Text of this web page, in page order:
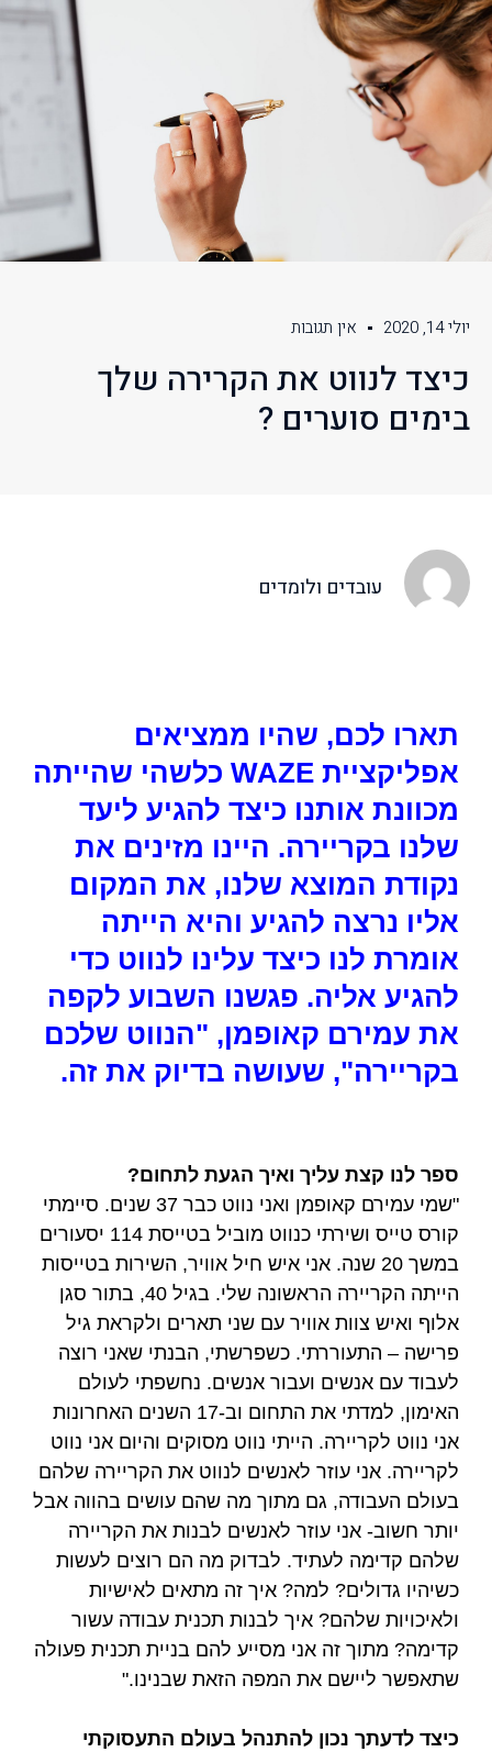
יולי 14, 2020 אין תגובות
כיצד לנווט את הקרירה שלך
בימים סוערים ?
עובדים ולומדים
תארו לכם, שהיו ממציאים
אפליקציית WAZE כלשהי שהייתה
מכוונת אותנו כיצד להגיע ליעד
שלנו בקריירה. היינו מזינים את
נקודת המוצא שלנו, את המקום
אליו נרצה להגיע והיא הייתה
אומרת לנו כיצד עלינו לנווט כדי
להגיע אליה. פגשנו השבוע לקפה
את עמירם קאופמן, "הנווט שלכם
בקריירה", שעושה בדיוק את זה.
ספר לנו קצת עליך ואיך הגעת לתחום?
"שמי עמירם קאופמן ואני נווט כבר 37 שנים. סיימתי
קורס טייס ושירתי כנווט מוביל בטייסת 114 יסעורים
במשך 20 שנה. אני איש חיל אוויר, השירות בטייסות
הייתה הקריירה הראשונה שלי. בגיל 40, בתור סגן
אלוף ואיש צוות אוויר עם שני תארים ולקראת גיל
פרישה – התעוררתי. כשפרשתי, הבנתי שאני רוצה
לעבוד עם אנשים ועבור אנשים. נחשפתי לעולם
האימון, למדתי את התחום וב-17 השנים האחרונות
אני נווט לקריירה. הייתי נווט מסוקים והיום אני נווט
לקריירה. אני עוזר לאנשים לנווט את הקריירה שלהם
בעולם העבודה, גם מתוך מה שהם עושים בהווה אבל
יותר חשוב- אני עוזר לאנשים לבנות את הקריירה
שלהם קדימה לעתיד. לבדוק מה הם רוצים לעשות
כשיהיו גדולים? למה? איך זה מתאים לאישיות
ולאיכויות שלהם? איך לבנות תכנית עבודה עשור
קדימה? מתוך זה אני מסייע להם בניית תכנית פעולה
שתאפשר ליישם את המפה הזאת שבנינו."
כיצד לדעתך נכון להתנהל בעולם התעסוקתי